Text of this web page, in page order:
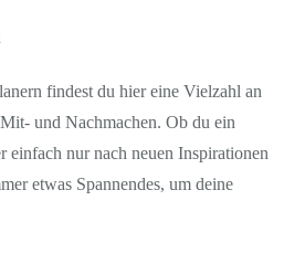
findest du hier eine Vielzahl an
und Nachmachen. Ob du ein
einfach nur nach neuen Inspirationen
etwas Spannendes, um deine